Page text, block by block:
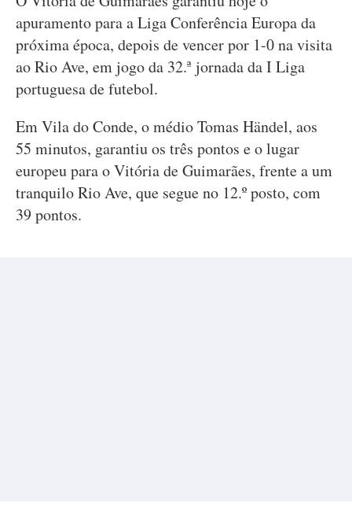
apuramento para a Liga Conferência Europa da
próxima época, depois de vencer por 1-0 na visita
ao Rio Ave, em jogo da 32.ª jornada da I Liga
portuguesa de futebol.
Em Vila do Conde, o médio Tomas Händel, aos
55 minutos, garantiu os três pontos e o lugar
europeu para o Vitória de Guimarães, frente a um
tranquilo Rio Ave, que segue no 12.º posto, com
39 pontos.